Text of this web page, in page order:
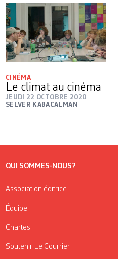
CINÉMA
Le climat au cinéma
JEUDI 22 OCTOBRE 2020
SELVER KABACALMAN
QUI SOMMES-NOUS?
Association éditrice
Équipe
Chartes
Soutenir Le Courrier